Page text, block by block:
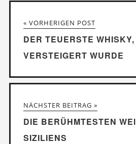
« VORHERIGEN POST
DER TEUERSTE
VERSTEIGERT WURDE
NÄCHSTER BEITRAG »
DIE BERÜHMTESTEN
SIZILIENS